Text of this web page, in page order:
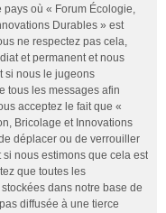
où « Forum Écologie,
Durables » est
ne respectez pas cela,
et permanent et nous
si nous le jugeons
tous les messages afin
acceptez le fait que «
Bricolage et Innovations
déplacer ou de verrouiller
si nous estimons que cela est
que toutes les
dans notre base de
diffusée à une tierce